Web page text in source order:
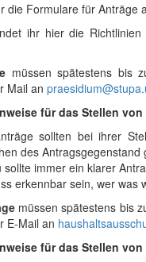
die Formulare für Anträge
ihr hier die
müssen spätestens bis
Mail an
für das Stellen
sollten bei ihrer
des Antragsgegenstand
sollte immer ein klarer
erkennbar sein, wer was
müssen spätestens bis
E-Mail an
für das Stellen